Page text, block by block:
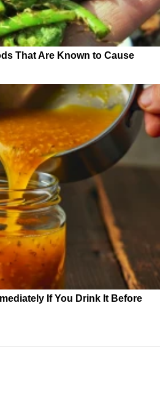
That Are Known to Cause
If You Drink It Before